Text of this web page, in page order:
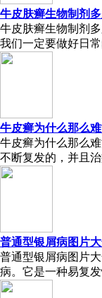
牛皮肤癣生物制剂
牛皮肤癣生物制剂
我们一定要做好日
牛皮癣为什么那么
牛皮癣为什么那么
不断复发的，并且
普通型银屑病图片
普通型银屑病图片
病。它是一种易复